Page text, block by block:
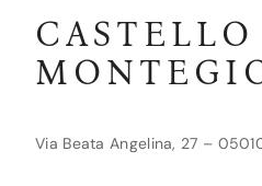
Via Beata Angelina, 27 –